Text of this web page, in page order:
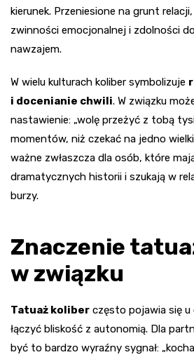
kierunek. Przeniesione na grunt
zwinności emocjonalnej i zdolności
nawzajem.
W wielu kulturach koliber symbolizuje
i docenianie chwili. W związku
nastawienie: „wolę przeżyć z tobą
momentów, niż czekać na jedno
ważne zwłaszcza dla osób, które
dramatycznych historii i szukają w
burzy.
Znaczenie
w związku
Tatuaż koliber często pojawia się
łączyć bliskość z autonomią. Dla
być to bardzo wyraźny sygnał: